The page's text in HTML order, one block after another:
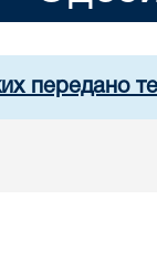
передано